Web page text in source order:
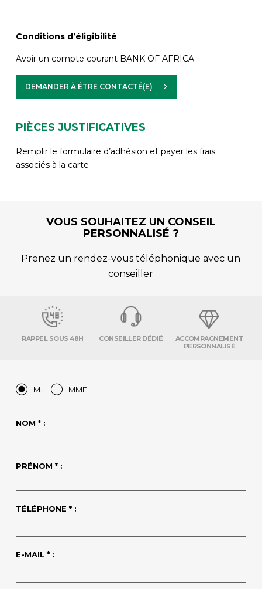
Conditions d’éligibilité
Avoir un compte courant BANK OF AFRICA
DEMANDER À ÊTRE CONTACTÉ(E)
PIÈCES JUSTIFICATIVES
Remplir le formulaire d’adhésion et payer les frais
associés à la carte
VOUS SOUHAITEZ UN CONSEIL
PERSONNALISÉ ?
Prenez un rendez-vous téléphonique avec un
conseiller
RAPPEL SOUS 48H CONSEILLER DÉDIÉ
ACCOMPAGNEMENT
PERSONNALISÉ
M. MME
NOM * :
PRÉNOM * :
TÉLÉPHONE * :
E-MAIL * :